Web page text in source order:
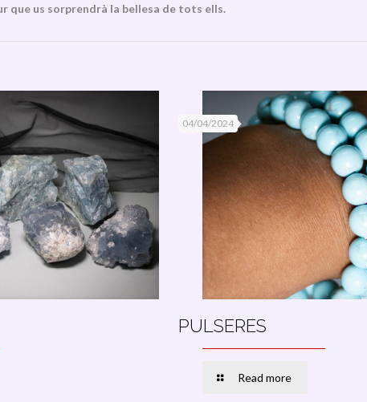
que us sorprendrà la bellesa de tots ells.
04/04/2024
PULSERES
Read more